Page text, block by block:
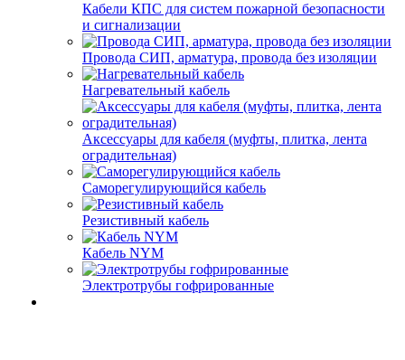
Кабели КПС для систем пожарной безопасности
и сигнализации
Провода СИП, арматура, провода без изоляции
Нагревательный кабель
Аксессуары для кабеля (муфты, плитка, лента
оградительная)
Саморегулирующийся кабель
Резистивный кабель
Кабель NYM
Электротрубы гофрированные